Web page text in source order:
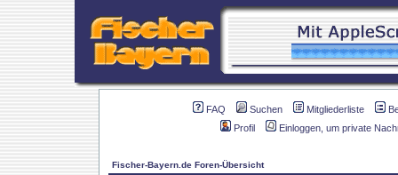
FAQ Suchen Mitgliederliste
Profil
Einloggen, um private
Fischer-Bayern.de Foren-Übersicht